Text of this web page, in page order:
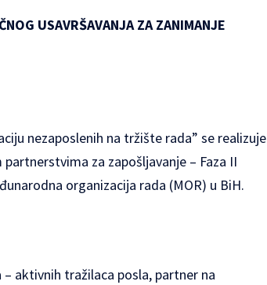
USAVRŠAVANJA ZA ZANIMANJE
nezaposlenih na tržište rada” se realizuje
za zapošljavanje – Faza II
organizacija rada (MOR) u BiH.
aktivnih tražilaca posla, partner na